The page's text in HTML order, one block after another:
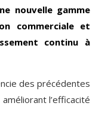
nouvelle gamme
commerciale et
continu à
des précédentes
l’efficacité